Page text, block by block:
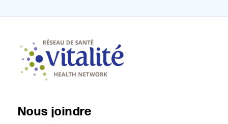
Nous joindre